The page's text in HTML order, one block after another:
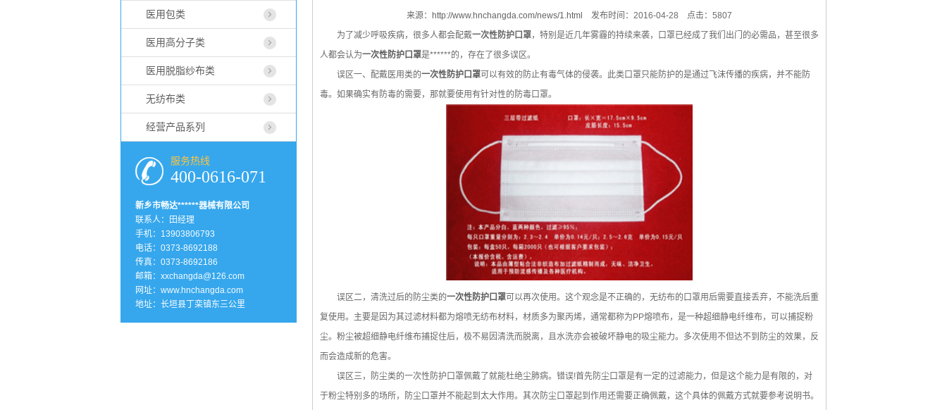
来源： http://www.hnchangda.com/news/1.html 发布时间：2016-04-28
点击：5807
为了减少呼吸疾病，很多人都会配戴一次性防护口罩，特别是近几年雾霾的持续来袭，口罩已经成了我们出门的必需品，甚至很多
人都会认为一次性防护口罩是******的，存在了很多误区。
误区一、配戴医用类的一次性防护口罩可以有效的防止有毒气体的侵袭。此类口罩只能防护的是通过飞沫传播的疾病，并不能防
毒。如果确实有防毒的需要，那就要使用有针对性的防毒口罩。
误区二，清洗过后的防尘类的一次性防护口罩可以再次使用。这个观念是不正确的，无纺布的口罩用后需要直接丢弃，不能洗后重
复使用。主要是因为其过滤材料都为熔喷无纺布材料，材质多为聚丙烯，通常都称为PP熔喷布，是一种超细静电纤维布，可以捕捉粉
尘。粉尘被超细静电纤维布捕捉住后，极不易因清洗而脱离，且水洗亦会被破坏静电的吸尘能力。多次使用不但达不到防尘的效果，反
而会造成新的危害。
误区三，防尘类的一次性防护口罩佩戴了就能杜绝尘肺病。错误!首先防尘口罩是有一定的过滤能力，但是这个能力是有限的，对
于粉尘特别多的场所，防尘口罩并不能起到太大作用。其次防尘口罩起到作用还需要正确佩戴，这个具体的佩戴方式就要参考说明书。
医用包类
医用高分子类
医用脱脂纱布类
无纺布类
经营产品系列
服务热线
400-0616-071
新乡市畅达******器械有限公司
联系人：田经理
手机：13903806793
电话：0373-8692188
传真：0373-8692186
邮箱：xxchangda@126.com
网址： www.hnchangda.com
地址：长垣县丁栾镇东三公里